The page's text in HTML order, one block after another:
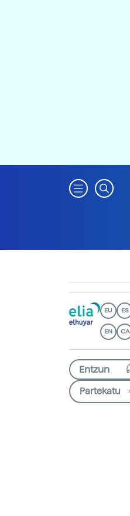
EU ES
EN CA
Partekatu